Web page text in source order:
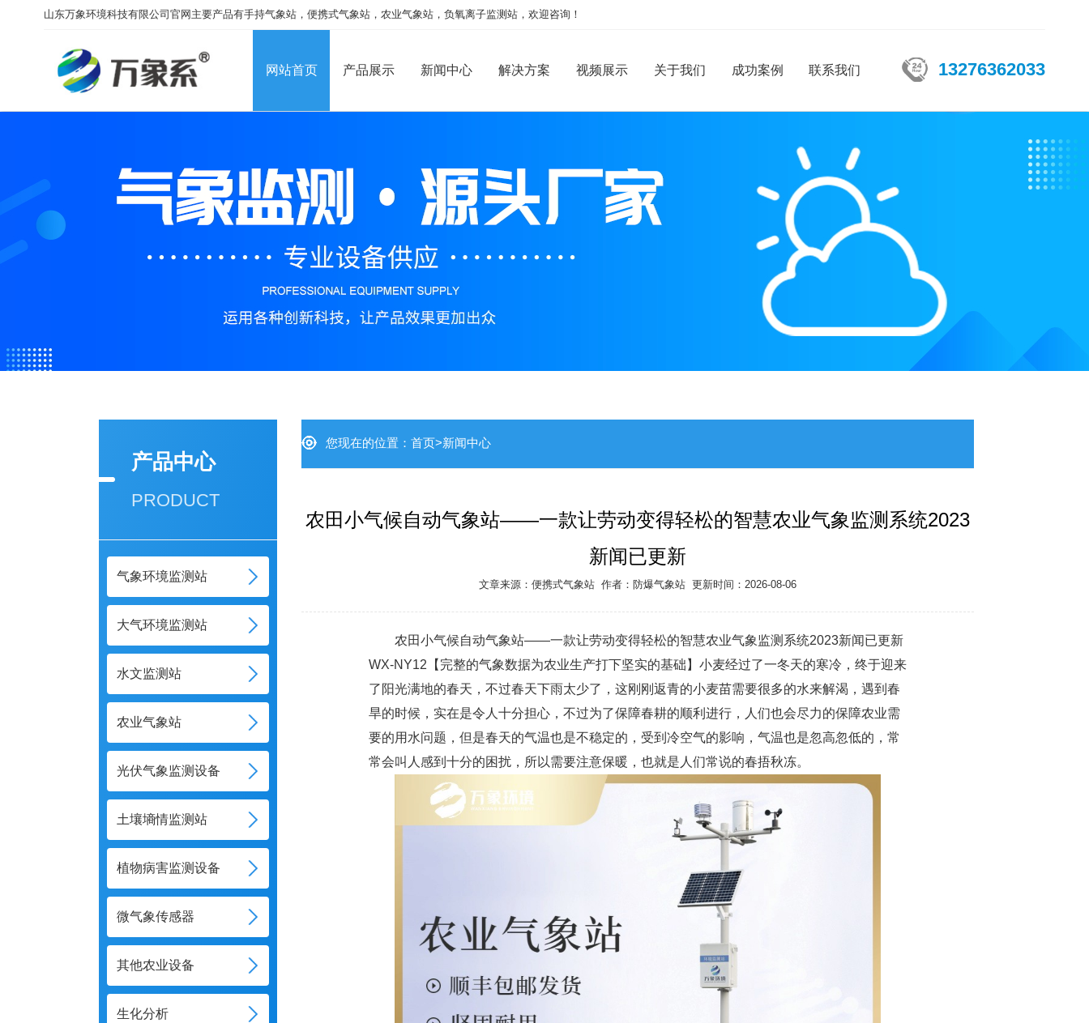
山东万象环境科技有限公司官网主要产品有手持气象站，便携式气象站，农业气象站，负氧离子监测站，欢迎咨询！
13276362033
网站首页 产品展示 新闻中心 解决方案 视频展示 关于我们 成功案例 联系我们
产品中心
PRODUCT
气象环境监测站
大气环境监测站
水文监测站
农业气象站
光伏气象监测设备
土壤墒情监测站
植物病害监测设备
微气象传感器
其他农业设备
生化分析
您现在的位置： 首页>新闻中心
农田小气候自动气象站——一款让劳动变得轻松的智慧农业气象监测系统2023
新闻已更新
文章来源： 便携式气象站 作者： 防爆气象站 更新时间：2026-08-06
农田小气候自动气象站——一款让劳动变得轻松的智慧农业气象监测系统2023新闻已更新
WX-NY12【完整的气象数据为农业生产打下坚实的基础】小麦经过了一冬天的寒冷，终于迎来
了阳光满地的春天，不过春天下雨太少了，这刚刚返青的小麦苗需要很多的水来解渴，遇到春
旱的时候，实在是令人十分担心，不过为了保障春耕的顺利进行，人们也会尽力的保障农业需
要的用水问题，但是春天的气温也是不稳定的，受到冷空气的影响，气温也是忽高忽低的，常
常会叫人感到十分的困扰，所以需要注意保暖，也就是人们常说的春捂秋冻。